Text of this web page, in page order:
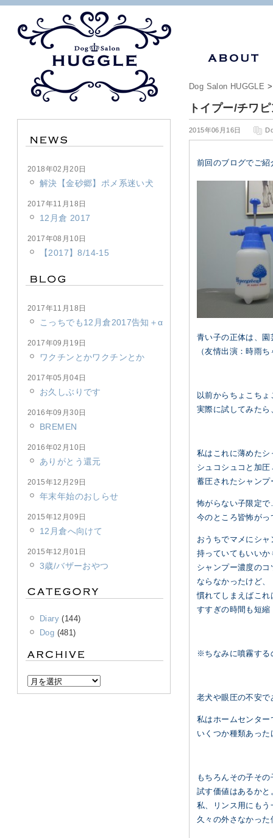
Dog Salon HUGGLE
トイプー/チワ
2015年06月16日
前回のブログでご紹
青い子の正体は、
（友情出演：時雨
以前からちょこち
実際に試してみた
私はこれに薄めた
シュコシュコと加
蓄圧されたシャン
怖がらない子限定
今のところ皆怖が
おうちでマメにシ
持っていてもいいか
シャンプー濃度の
ならなかったけど、
慣れてしまえばこ
すすぎの時間も短
※ちなみに噴霧する
老犬や眼圧の不安
私はホームセンタ
いくつか種類あっ
もちろんその子そ
試す価値はあるかと
私、リンス用にも
久々の外さなかった
2018年02月20日
解決【金砂郷】ポメ系迷い犬
2017年11月18日
12月倉 2017
2017年08月10日
【2017】8/14-15
2017年11月18日
こっちでも12月倉2017告知＋α
2017年09月19日
ワクチンとかワクチンとか
2017年05月04日
お久しぶりです
2016年09月30日
BREMEN
2016年02月10日
ありがとう還元
2015年12月29日
年末年始のおしらせ
2015年12月09日
12月倉へ向けて
2015年12月01日
3歳/バザーおやつ
Diary(144)
Dog (481)